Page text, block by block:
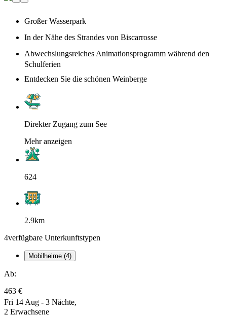
Großer Wasserpark
In der Nähe des Strandes von Biscarrosse
Abwechslungsreiches Animationsprogramm während den
Schulferien
Entdecken Sie die schönen Weinberge
Direkter Zugang zum See
Mehr anzeigen
624
2.9km
4verfügbare Unterkunftstypen
Mobilheime (4)
Ab:
463 €
Fri 14 Aug - 3 Nächte,
2 Erwachsene